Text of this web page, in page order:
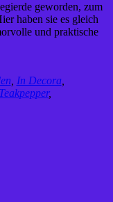
geworden, zum
haben sie es gleich
und praktische
In Decora,
Teakpepper,